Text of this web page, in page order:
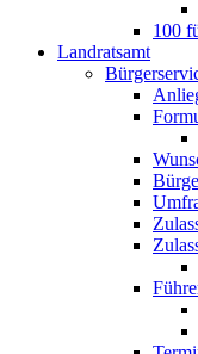
100
Landratsamt